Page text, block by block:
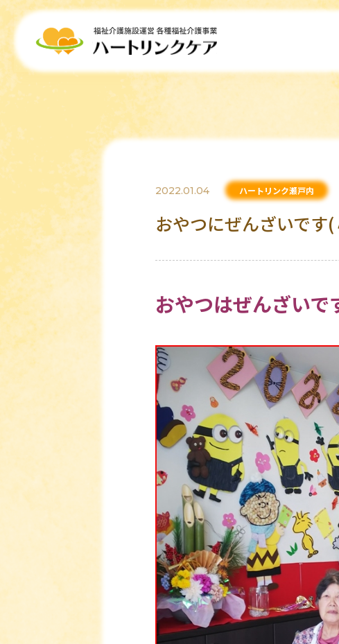
2022.01.04 ハートリンク瀬戸内
おやつにぜんざいです
おやつはぜんざいで